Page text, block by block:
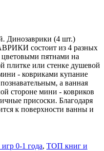
Динозаврики (4 шт.)
состоит из 4 разных
пятнами на
плитке или стенке душевой
- ковриками купание
а ванная
стороне мини - ковриков
присоски. Благодаря
к поверхности ванны и
0-1 года, ТОП книг и